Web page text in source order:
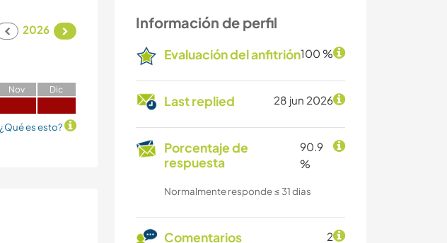
Información de perfil
Evaluación del anfitrión100 %
Last replied 28 jun 2026
Porcentaje de
respuesta
90.9
%
Normalmente responde ≤ 31 dias
Comentarios 2
2026
Nov Dic
¿Qué es esto?